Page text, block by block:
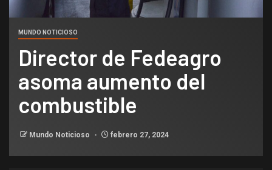
MUNDO NOTICIOSO
Director de Fedeagro
asoma aumento del
combustible
Mundo Noticioso febrero 27, 2024